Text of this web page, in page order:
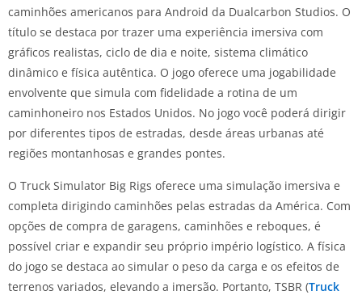
caminhões americanos para Android da Dualcarbon Studios. O
título se destaca por trazer uma experiência imersiva com
gráficos realistas, ciclo de dia e noite, sistema climático
dinâmico e física autêntica. O jogo oferece uma jogabilidade
envolvente que simula com fidelidade a rotina de um
caminhoneiro nos Estados Unidos. No jogo você poderá dirigir
por diferentes tipos de estradas, desde áreas urbanas até
regiões montanhosas e grandes pontes.
O Truck Simulator Big Rigs oferece uma simulação imersiva e
completa dirigindo caminhões pelas estradas da América. Com
opções de compra de garagens, caminhões e reboques, é
possível criar e expandir seu próprio império logístico. A física
do jogo se destaca ao simular o peso da carga e os efeitos de
terrenos variados, elevando a imersão. Portanto, TSBR (Truck